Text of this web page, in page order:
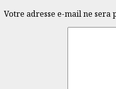
Votre adresse e-mail ne sera